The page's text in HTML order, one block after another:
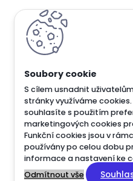
S cílem usnadnit
stránky využíváme
souhlasíte s použitím
marketingových cookies
Funkční cookies jsou v
používány po celou dobu
informace a nastavení ke
Odmítnout vše